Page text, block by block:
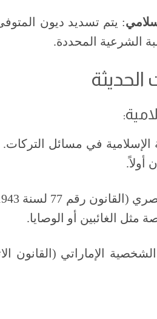
: يتم تسديد ديون
الشرعية المحددة.
في مسائل التركات.
أولاً.
الغائبين أو الوصايا.